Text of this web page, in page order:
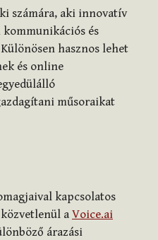
számára, aki innovatív
és
hasznos lehet
és online
műsoraikat
kapcsolatos
a Voice.ai
árazási